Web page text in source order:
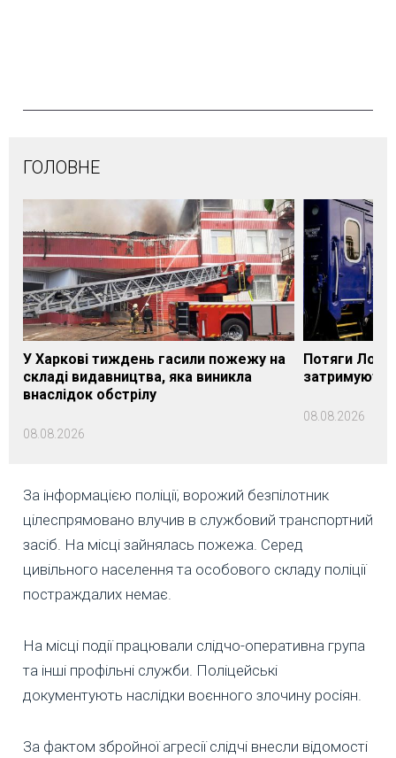
ГОЛОВНЕ
У Харкові тиждень гасили пожежу на
складі видавництва, яка виникла
внаслідок обстрілу
08.08.2026
Потяги
08.08.2026
За інформацією поліції, ворожий безпілотник
цілеспрямовано влучив в службовий транспортний
засіб. На місці зайнялась пожежа. Серед
цивільного населення та особового складу поліції
постраждалих немає.
На місці події працювали слідчо-оперативна група
та інші профільні служби. Поліцейські
документують наслідки воєнного злочину росіян.
За фактом збройної агресії слідчі внесли відомості